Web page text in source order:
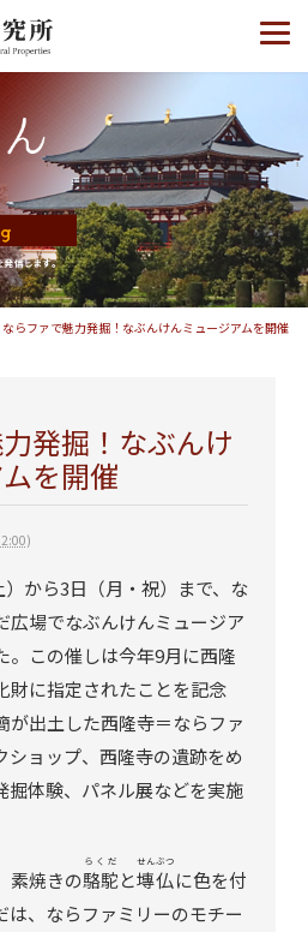
ならファで魅力発掘！なぶんけんミュージアムを開催
発掘！なぶんけ
を開催
)
から3日（月・祝）まで、な
広場でなぶんけんミュージア
。この催しは今年9月に西隆
財に指定されたことを記念
が出土した西隆寺＝ならファ
ショップ、西隆寺の遺跡をめ
掘体験、パネル展などを実施
素焼きの駱駝
らくだ
と塼仏
せんぶつ
に色を付
は、ならファミリーのモチー